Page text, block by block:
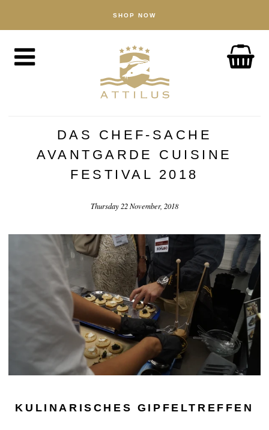
Fisk
Tilbehør
Attilus-måden
Vores dambrug
Vores produkter
Bæredygtighed
NYHEDER
OPLEV
Caviarens Historie
Smagsguide
Caviarklassificering
Fremstilling af caviar
Certificering
DAS CHEF-SACHE
AVANTGARDE CUISINE
FESTIVAL 2018
Thursday 22 November, 2018
KULINARISCHES GIPFELTREFFEN
SHOP NOW